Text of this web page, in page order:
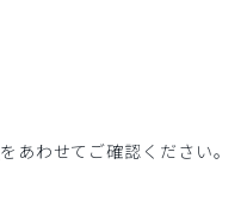
をあわせてご確認ください。